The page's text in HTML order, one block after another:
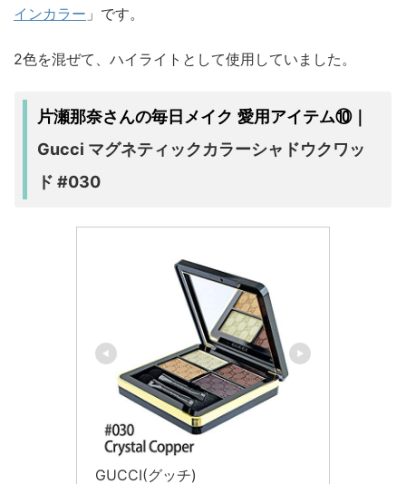
インカラー 」です。
2色を混ぜて、ハイライトとして使用していました。
片瀬那奈さんの毎日メイク 愛用アイテム⑩｜
Gucci マグネティックカラーシャドウクワッ
ド #030
GUCCI(グッチ)